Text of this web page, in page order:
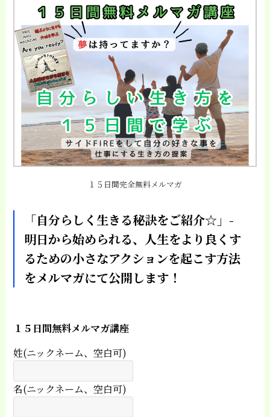
１５日間完全無料メルマガ
「自分らしく生きる秘訣をご紹介☆」-
明日から始められる、人生をより良くす
るための小さなアクションを起こす方法
をメルマガにて公開します！
１５日間無料メルマガ講座
姓(ニックネーム、空白可)
名(ニックネーム、空白可)